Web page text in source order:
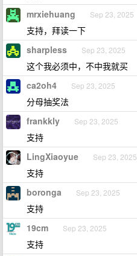
mrxiehuang Sep 23, 2025
支持，拜读一下
sharpless Sep 23, 2025
这个我必须中，不中我就买
ca2oh4 Sep 23, 2025
分母抽奖法
frankkly Sep 23, 2025
支持
LingXiaoyue Sep 23, 2025
支持
boronga Sep 23, 2025
支持
19cm Sep 23, 2025
支持